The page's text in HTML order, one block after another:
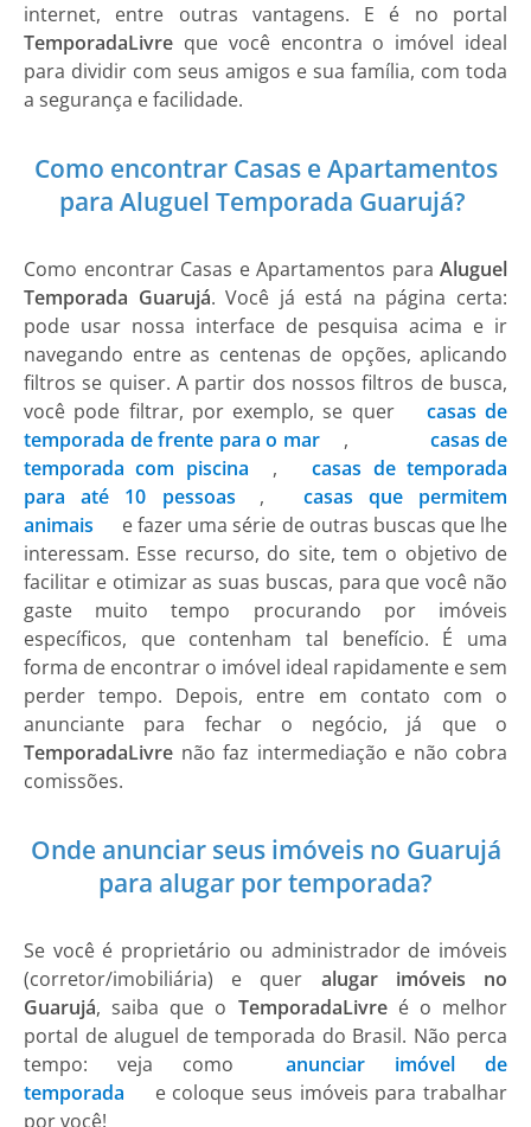
internet, entre outras vantagens. E é no portal
TemporadaLivre que você encontra o imóvel ideal
para dividir com seus amigos e sua família, com toda
a segurança e facilidade.
Como encontrar Casas e Apartamentos
para Aluguel Temporada Guarujá?
Como encontrar Casas e Apartamentos para Aluguel
Temporada Guarujá. Você já está na página certa:
pode usar nossa interface de pesquisa acima e ir
navegando entre as centenas de opções, aplicando
filtros se quiser. A partir dos nossos filtros de busca,
você pode filtrar, por exemplo, se quer
casas de
temporada de frente para o mar
,
casas de
temporada com piscina
,
casas de temporada
para até 10 pessoas
,
casas que permitem
animais
e fazer uma série de outras buscas que lhe
interessam. Esse recurso, do site, tem o objetivo de
facilitar e otimizar as suas buscas, para que você não
gaste muito tempo procurando por imóveis
específicos, que contenham tal benefício. É uma
forma de encontrar o imóvel ideal rapidamente e sem
perder tempo. Depois, entre em contato com o
anunciante para fechar o negócio, já que o
TemporadaLivre não faz intermediação e não cobra
comissões.
Onde anunciar seus imóveis no Guarujá
para alugar por temporada?
Se você é proprietário ou administrador de imóveis
(corretor/imobiliária) e quer alugar imóveis no
Guarujá, saiba que o TemporadaLivreé o melhor
portal de aluguel de temporada do Brasil. Não perca
tempo: veja como
anunciar imóvel de
temporada
e coloque seus imóveis para trabalhar
por você!